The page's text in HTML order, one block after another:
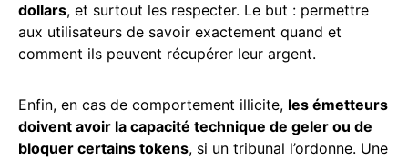
dollars, et surtout les respecter. Le but : permettre
aux utilisateurs de savoir exactement quand et
comment ils peuvent récupérer leur argent.
Enfin, en cas de comportement illicite, les émetteurs
doivent avoir la capacité technique de geler ou de
bloquer certains tokens, si un tribunal l’ordonne. Une